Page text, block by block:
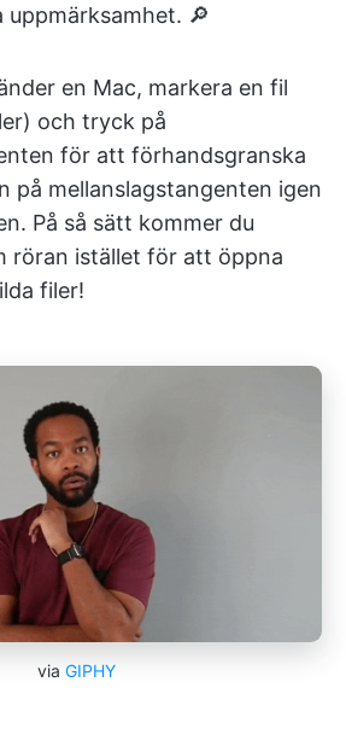
🔎
en Mac, markera en fil
och tryck på
för att förhandsgranska
på mellanslagstangenten igen
På så sätt kommer du
röran istället för att öppna
filer!
via GIPHY